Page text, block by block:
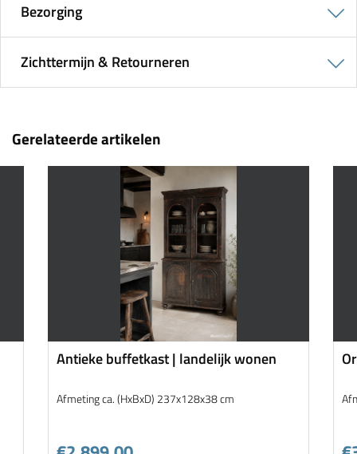
Bezorging
Zichttermijn & Retourneren
Gerelateerde artikelen
Antieke buffetkast | landelijk wonen
Afmeting ca. (HxBxD) 237x128x38 cm